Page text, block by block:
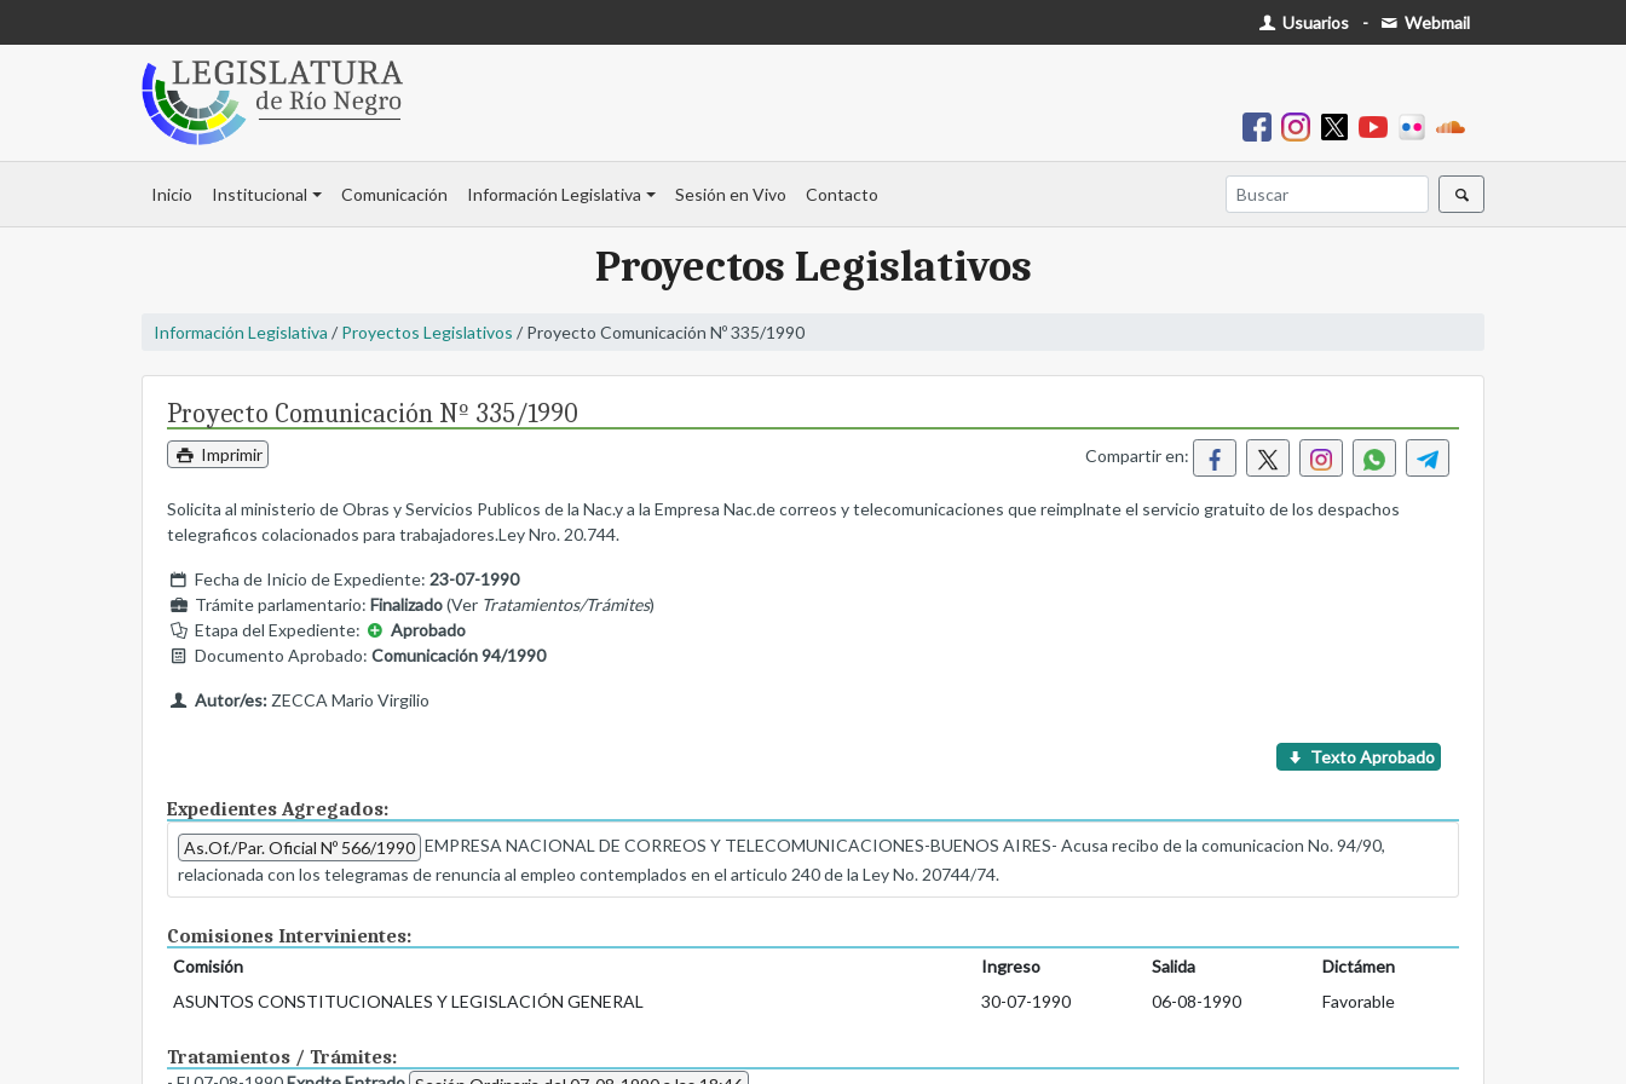
Usuarios - Webmail
Inicio Institucional Comunicación Información Legislativa Sesión en Vivo Contacto
Proyectos Legislativos
Información Legislativa / Proyectos Legislativos / Proyecto Comunicación Nº 335/1990
Proyecto Comunicación Nº 335/1990
Imprimir Compartir en:
Solicita al ministerio de Obras y Servicios Publicos de la Nac.y a la Empresa Nac.de correos y telecomunicaciones que reimplnate el servicio gratuito de los despachos
telegraficos colacionados para trabajadores.Ley Nro. 20.744.
Fecha de Inicio de Expediente: 23-07-1990
Trámite parlamentario: Finalizado(Ver Tratamientos/Trámites)
Etapa del Expediente:
Aprobado
Documento Aprobado: Comunicación 94/1990
Autor/es:ZECCA Mario Virgilio
Texto Aprobado
Expedientes Agregados:
As.Of./Par. Oficial Nº 566/1990 EMPRESA NACIONAL DE CORREOS Y TELECOMUNICACIONES-BUENOS AIRES- Acusa recibo de la comunicacion No. 94/90,
relacionada con los telegramas de renuncia al empleo contemplados en el articulo 240 de la Ley No. 20744/74.
Comisiones Intervinientes:
Comisión Ingreso Salida
Dictámen
ASUNTOS CONSTITUCIONALES Y LEGISLACIÓN GENERAL
30-07-1990 06-08-1990 Favorable
Tratamientos / Trámites: